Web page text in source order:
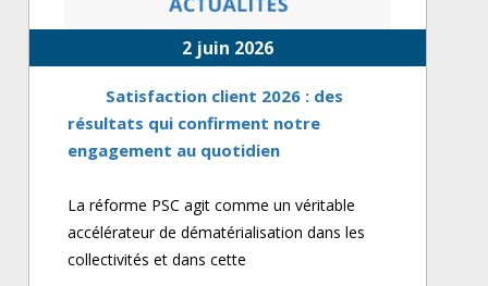
2 juin 2026
Satisfaction client 2026 : des
résultats qui confirment notre
engagement au quotidien
La réforme PSC agit comme un véritable
accélérateur de dématérialisation dans les
collectivités et dans cette